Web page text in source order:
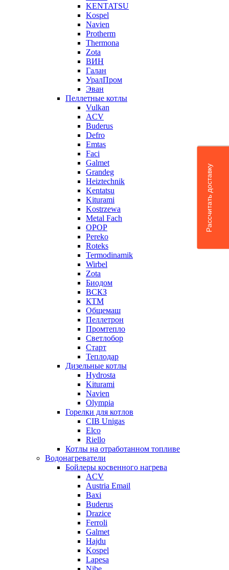
KENTATSU
Kospel
Navien
Protherm
Thermona
Zota
ВИН
Галан
УралПром
Эван
Пеллетные котлы
Vulkan
ACV
Buderus
Defro
Emtas
Faci
Galmet
Grandeg
Heiztechnik
Kentatsu
Kiturami
Kostrzewa
Metal Fach
OPOP
Pereko
Roteks
Termodinamik
Wirbel
Zota
Биодом
ВСКЗ
КТМ
Общемаш
Пеллетрон
Промтепло
Светлобор
Старт
Теплодар
Дизельные котлы
Hydrosta
Kiturami
Navien
Olympia
Горелки для котлов
CIB Unigas
Elco
Riello
Котлы на отработанном топливе
Водонагреватели
Бойлеры косвенного нагрева
ACV
Austria Email
Baxi
Buderus
Drazice
Ferroli
Galmet
Hajdu
Kospel
Lapesa
Рассчитать доставку